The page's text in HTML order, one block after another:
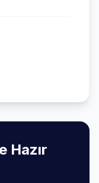
Hazır